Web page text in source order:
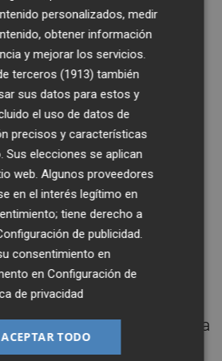
actuales en
entre las que
inspirados en piedra
cementos y maderas,
aplicaciones de la
de alto tránsito,
espacios wellness y
ha explicado cómo la
permite desarrollar
prestaciones técnicas
y bajo
renunciar a la
En este sentido, se ha
de la compañía por
personalizados, medir
obtener información
y mejorar los servicios.
terceros (1913) también
sus datos para estos y
el uso de datos de
precisos y características
Sus elecciones se aplican
web. Algunos proveedores
en el interés legítimo en
tiene derecho a
de publicidad.
consentimiento en
enConfiguración de
de privacidad
ACEPTAR TODO